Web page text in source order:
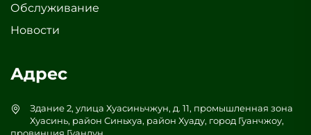
Обслуживание
Новости
Адрес
Здание 2, улица Хуасиньчжун, д. 11, промышленная зона
Хуасинь, район Синьхуа, район Хуаду, город Гуанчжоу,